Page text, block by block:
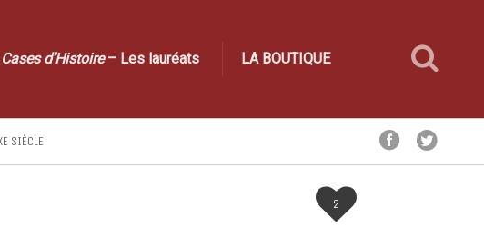
Cases d’Histoire– Les lauréats LA BOUTIQUE
SIÈCLE
2